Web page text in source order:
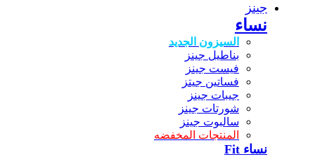
جينز
نساء
السيزون الجديد
بناطيل جينز
فيست جينز
فساتين جيتز
جيبات جينز
شورتات جينز
سالبوت جينز
المنتجات المخفضه
نساء Fit